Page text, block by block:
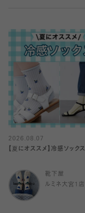
2026.08.07
【夏にオススメ】冷感ソックス
靴下屋
ルミネ大宮1店